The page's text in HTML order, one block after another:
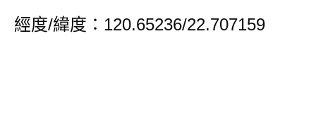
經度/緯度：120.65236/22.707159